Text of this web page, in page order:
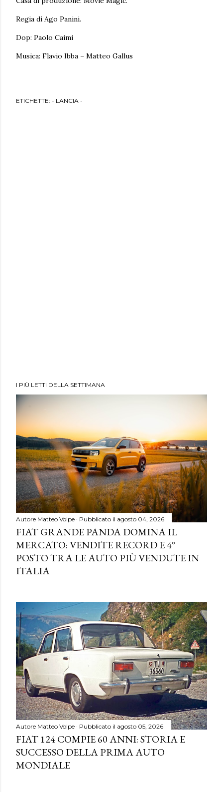
Regia di Ago Panini.
Dop: Paolo Caimi
Musica: Flavio Ibba – Matteo Gallus
ETICHETTE: - LANCIA -
I PIÙ LETTI DELLA SETTIMANA
Autore Matteo Volpe Pubblicato il agosto 04, 2026
FIAT GRANDE PANDA DOMINA IL
MERCATO: VENDITE RECORD E 4°
POSTO TRA LE AUTO PIÙ VENDUTE IN
ITALIA
Autore Matteo Volpe Pubblicato il agosto 05, 2026
FIAT 124 COMPIE 60 ANNI: STORIA E
SUCCESSO DELLA PRIMA AUTO
MONDIALE